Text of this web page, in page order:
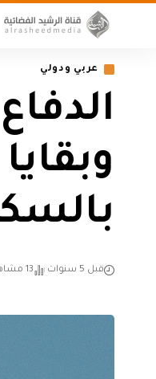
عربي ودولي
قبل 5 سنوات 13 مشاهدات